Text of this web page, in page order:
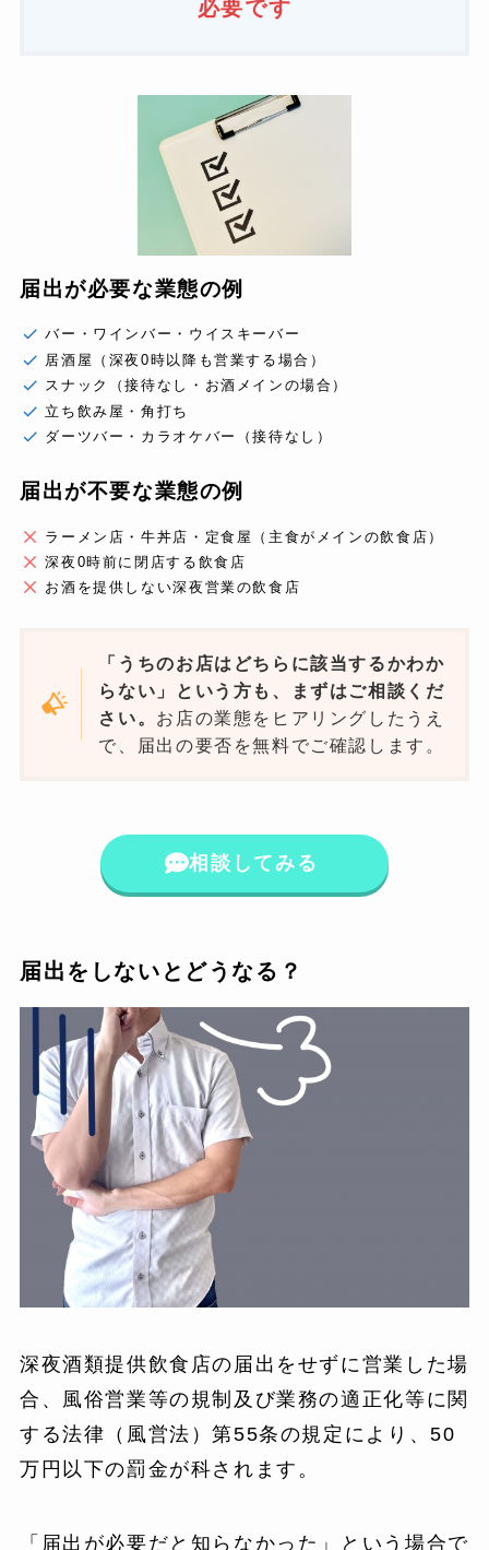
必要です
届出が必要な業態の例
バー・ワインバー・ウイスキーバー
居酒屋（深夜0時以降も営業する場合）
スナック（接待なし・お酒メインの場合）
立ち飲み屋・角打ち
ダーツバー・カラオケバー（接待なし）
届出が不要な業態の例
ラーメン店・牛丼店・定食屋（主食がメインの飲食店）
深夜0時前に閉店する飲食店
お酒を提供しない深夜営業の飲食店
「うちのお店はどちらに該当するかわか
らない」という方も、まずはご相談くだ
さい。 お店の業態をヒアリングしたうえ
で、届出の要否を無料でご確認します。
相談してみる
届出をしないとどうなる？
深夜酒類提供飲食店の届出をせずに営業した場
合、風俗営業等の規制及び業務の適正化等に関
する法律（風営法）第55条の規定により、50
万円以下の罰金が科されます。
「届出が必要だと知らなかった」という場合で